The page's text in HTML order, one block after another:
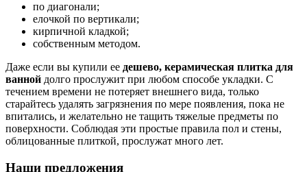
по диагонали;
елочкой по вертикали;
кирпичной кладкой;
собственным методом.
Даже если вы купили ее дешево, керамическая плитка для
ванной долго прослужит при любом способе укладки. С
течением времени не потеряет внешнего вида, только
старайтесь удалять загрязнения по мере появления, пока не
впитались, и желательно не тащить тяжелые предметы по
поверхности. Соблюдая эти простые правила пол и стены,
облицованные плиткой, прослужат много лет.
Наши предложения